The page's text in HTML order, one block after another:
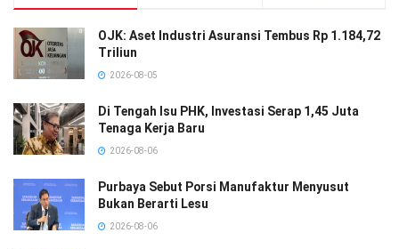
OJK: Aset Industri Asuransi Tembus Rp 1.184,72
Triliun
2026-08-05
Di Tengah Isu PHK, Investasi Serap 1,45 Juta
Tenaga Kerja Baru
2026-08-06
Purbaya Sebut Porsi Manufaktur Menyusut
Bukan Berarti Lesu
2026-08-06